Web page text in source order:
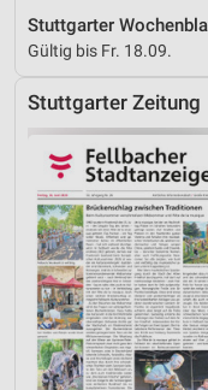
Gültig bis Fr. 18.09.
Stuttgarter Zeitung